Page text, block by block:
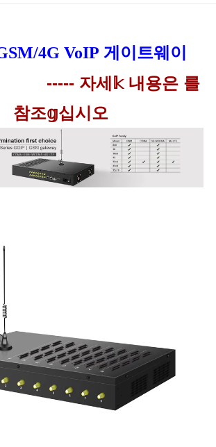
4G VoIP 게이트웨이
----- 자세𝕜 내용은 를
참조𝕘십시오